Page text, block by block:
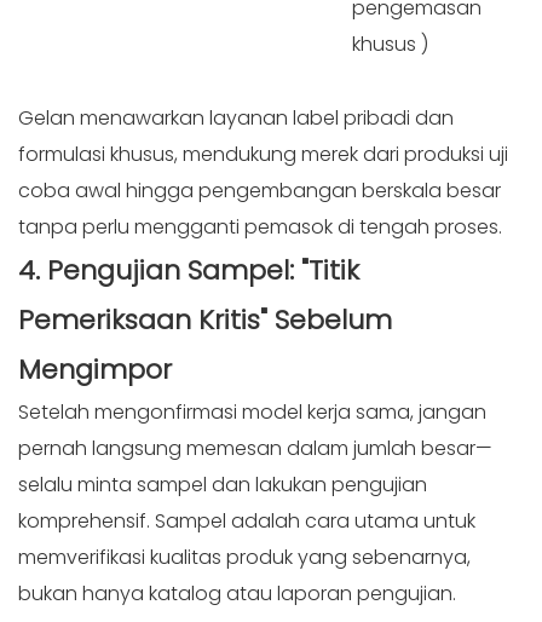
pengemasan
khusus )
Gelan menawarkan layanan label pribadi dan
formulasi khusus, mendukung merek dari produksi uji
coba awal hingga pengembangan berskala besar
tanpa perlu mengganti pemasok di tengah proses.
4. Pengujian Sampel: "Titik
Pemeriksaan Kritis" Sebelum
Mengimpor
Setelah mengonfirmasi model kerja sama, jangan
pernah langsung memesan dalam jumlah besar—
selalu minta sampel dan lakukan pengujian
komprehensif. Sampel adalah cara utama untuk
memverifikasi kualitas produk yang sebenarnya,
bukan hanya katalog atau laporan pengujian.